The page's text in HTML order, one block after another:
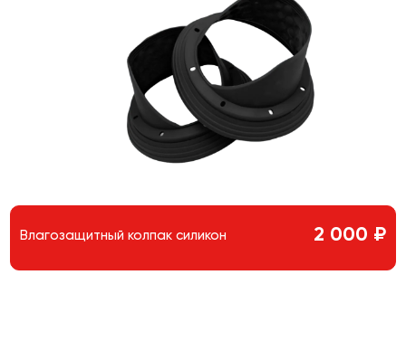
Влагозащитный колпак силикон 2 000 ₽